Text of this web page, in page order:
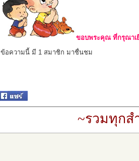
ขอบพระคุณ ที่กรุณาเ
ข้อความนี้ มี 1 สมาชิก มาชื่นชม
~รวมทุกส